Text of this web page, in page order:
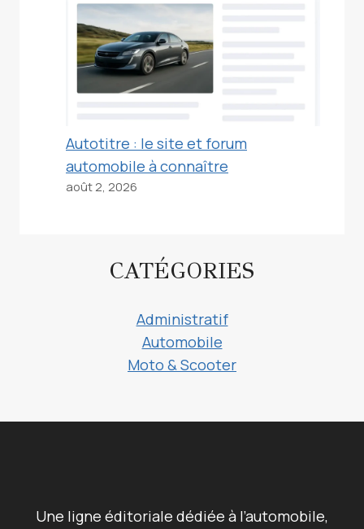
Autotitre : le site et forum
automobile à connaître
août 2, 2026
CATÉGORIES
Administratif
Automobile
Moto & Scooter
Une ligne éditoriale dédiée à l’automobile,